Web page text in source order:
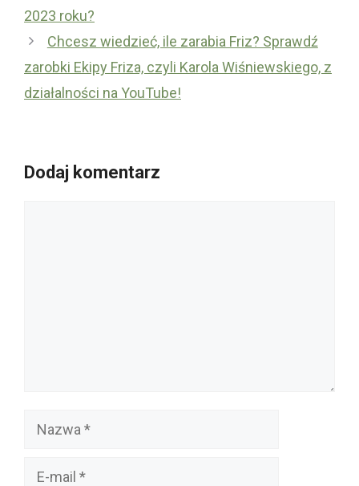
2023 roku?
Chcesz wiedzieć, ile zarabia Friz? Sprawdź
zarobki Ekipy Friza, czyli Karola Wiśniewskiego, z
działalności na YouTube!
Dodaj komentarz
Nazwa